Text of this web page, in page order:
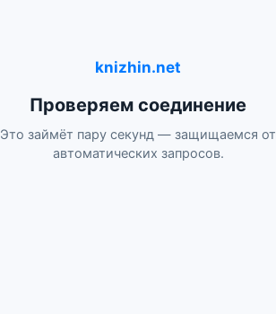
knizhin.net
Проверяем соединение
Это займёт пару секунд — защищаемся от
автоматических запросов.